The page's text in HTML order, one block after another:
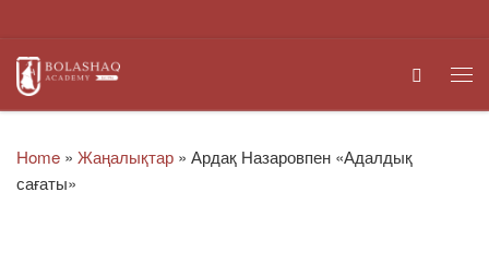
Search
Home » Жаңалықтар » Ардақ Назаровпен «Адалдық
сағаты»